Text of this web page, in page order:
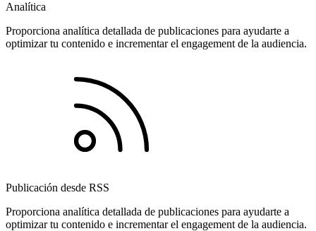
Analítica
Proporciona analítica detallada de publicaciones para ayudarte a
optimizar tu contenido e incrementar el engagement de la audiencia.
Publicación desde RSS
Proporciona analítica detallada de publicaciones para ayudarte a
optimizar tu contenido e incrementar el engagement de la audiencia.